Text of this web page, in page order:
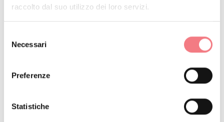
raccolto dal suo utilizzo dei loro servizi.
delNecessari
Preferenze
Statistiche
RESTA IN CONTATTO
Iscriviti alla newsletter delle Dolomiti Bellunesi!
Riceverai notizie, informazioni, itinerari, idee e
consigli per la tua vacanza in ogni stagione.
ISCRIVITI ALLA NEWSLETTER